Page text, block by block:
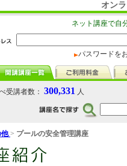
オン
ネット講座で自
パスワードを
受講者数： 300,331 人
他> プールの安全管理講座